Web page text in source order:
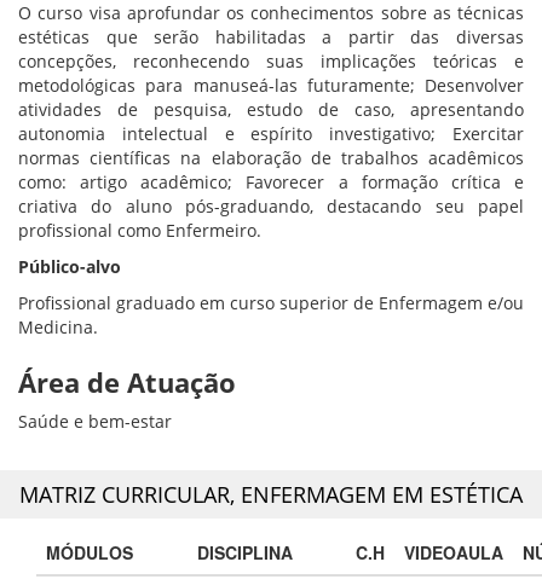
O curso visa aprofundar os conhecimentos sobre as técnicas
estéticas que serão habilitadas a partir das diversas
concepções, reconhecendo suas implicações teóricas e
metodológicas para manuseá-las futuramente; Desenvolver
atividades de pesquisa, estudo de caso, apresentando
autonomia intelectual e espírito investigativo; Exercitar
normas científicas na elaboração de trabalhos acadêmicos
como: artigo acadêmico; Favorecer a formação crítica e
criativa do aluno pós-graduando, destacando seu papel
profissional como Enfermeiro.
Público-alvo
Profissional graduado em curso superior de Enfermagem e/ou
Medicina.
Área de Atuação
Saúde e bem-estar
MATRIZ CURRICULAR, ENFERMAGEM EM ESTÉTICA
MÓDULOS DISCIPLINA C.H VIDEOAULA